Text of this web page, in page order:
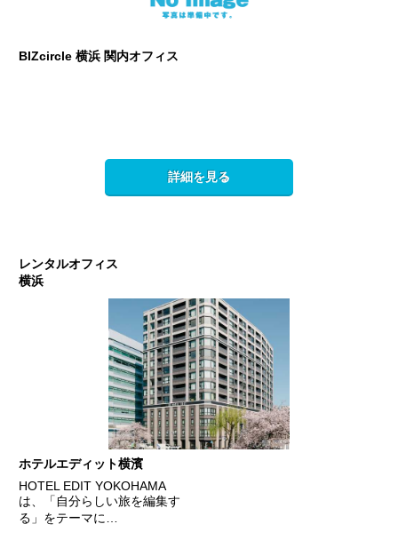
BIZcircle 横浜 関内オフィス
詳細を見る
レンタルオフィス
横浜
ホテルエディット横濱
HOTEL EDIT YOKOHAMA
は、「自分らしい旅を編集す
る」をテーマに…